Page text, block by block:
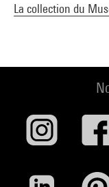
La collection du